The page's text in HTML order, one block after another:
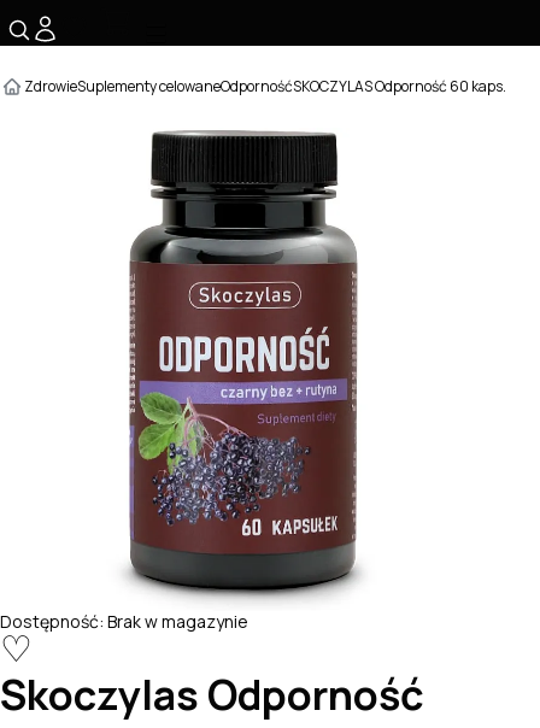
ZdrowieSuplementy celowaneOdpornośćSKOCZYLAS Odporność 60 kaps.
Dostępność: Brak w magazynie
♡
Skoczylas Odporność